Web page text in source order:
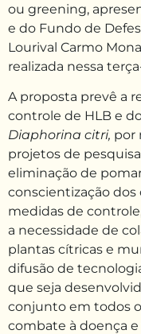
ou greening,
e do Fundo de
Lourival Carmo
realizada nessa
A proposta prevê a
controle de HLB e
Diaphorina citri, por
projetos de
eliminação de
conscientização dos
medidas de
a necessidade de
plantas cítricas e
difusão de
que seja
conjunto em todos
combate à doença